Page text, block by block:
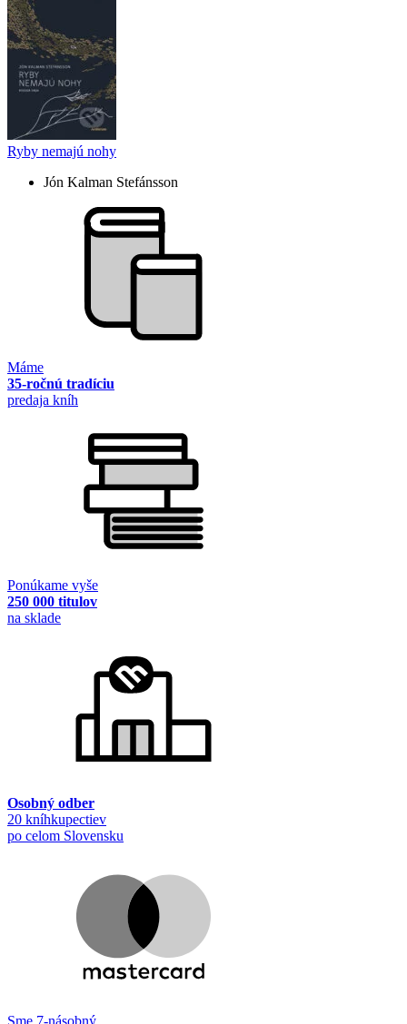
Ryby nemajú nohy
Jón Kalman Stefánsson
Máme
35-ročnú tradíciu
predaja kníh
Ponúkame vyše
250 000 titulov
na sklade
Osobný odber
20 kníhkupectiev
po celom Slovensku